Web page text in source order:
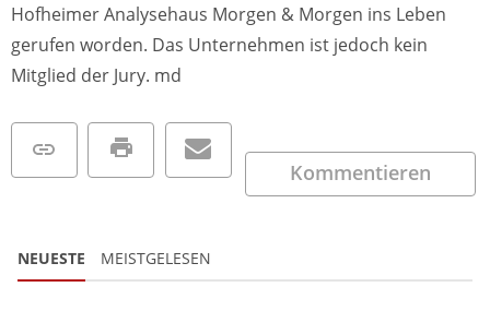
Hofheimer Analysehaus Morgen & Morgen ins Leben
gerufen worden. Das Unternehmen ist jedoch kein
Mitglied der Jury. md
Kommentieren
NEUESTE MEISTGELESEN